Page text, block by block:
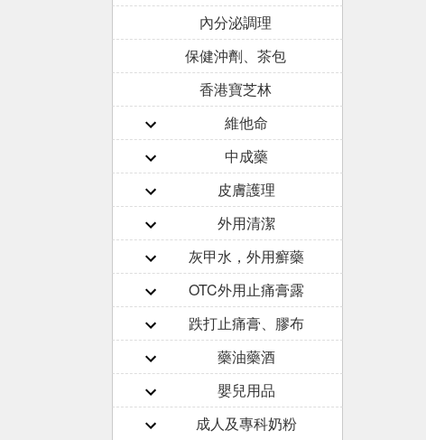
內分泌調理
保健沖劑、茶包
香港寶芝林
維他命
中成藥
皮膚護理
外用清潔
灰甲水，外用癬藥
OTC外用止痛膏露
跌打止痛膏、膠布
藥油藥酒
嬰兒用品
成人及專科奶粉